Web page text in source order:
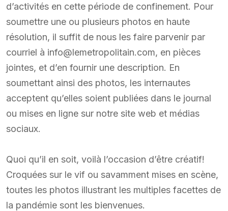
d’activités en cette période de confinement. Pour
soumettre une ou plusieurs photos en haute
résolution, il suffit de nous les faire parvenir par
courriel à info@lemetropolitain.com, en pièces
jointes, et d’en fournir une description. En
soumettant ainsi des photos, les internautes
acceptent qu’elles soient publiées dans le journal
ou mises en ligne sur notre site web et médias
sociaux.
Quoi qu’il en soit, voilà l’occasion d’être créatif!
Croquées sur le vif ou savamment mises en scène,
toutes les photos illustrant les multiples facettes de
la pandémie sont les bienvenues.